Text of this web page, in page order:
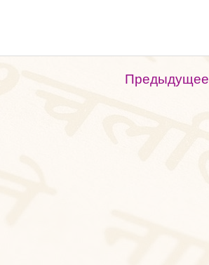
Предыдущее